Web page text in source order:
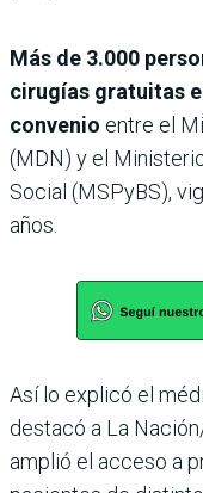
Más de 3.000
cirugías gratuitas
convenio entre el
(MDN) y el
Social (MSPyBS),
años.
Así lo explicó el
destacó a La
amplió el acceso a